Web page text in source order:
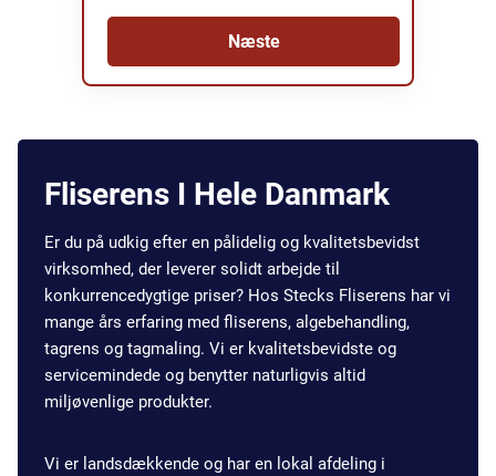
Næste
Fliserens I Hele Danmark
Er du på udkig efter en pålidelig og kvalitetsbevidst
virksomhed, der leverer solidt arbejde til
konkurrencedygtige priser? Hos Stecks Fliserens har vi
mange års erfaring med fliserens, algebehandling,
tagrens og tagmaling. Vi er kvalitetsbevidste og
servicemindede og benytter naturligvis altid
miljøvenlige produkter.
Vi er landsdækkende og har en lokal afdeling i